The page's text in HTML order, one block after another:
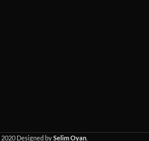
2020 Designed bySelim Oyan